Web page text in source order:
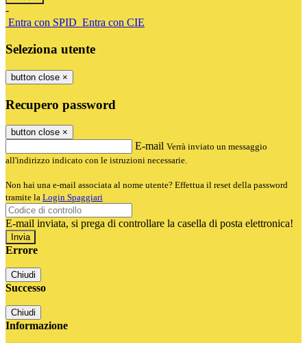
-
Entra con SPID Entra con CIE
Seleziona utente
button close ×
Recupero password
button close ×
E-mail Verrà inviato un messaggio
all'indirizzo indicato con le istruzioni necessarie.
Non hai una e-mail associata al nome utente? Effettua il reset della password
tramite la Login Spaggiari
E-mail inviata, si prega di controllare la casella di posta elettronica!
Errore
Chiudi
Successo
Chiudi
Informazione